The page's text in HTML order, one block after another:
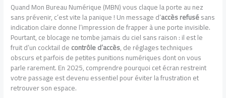
Quand Mon Bureau Numérique (MBN) vous claque la porte au nez
sans prévenir, c’est vite la panique ! Un message d’accès refusésans
indication claire donne l’impression de frapper à une porte invisible.
Pourtant, ce blocage ne tombe jamais du ciel sans raison : il est le
fruit d’un cocktail decontrôle d’accès, de réglages techniques
obscurs et parfois de petites punitions numériques dont on vous
parle rarement. En 2025, comprendre pourquoi cet écran restreint
votre passage est devenu essentiel pour éviter la frustration et
retrouver son espace.